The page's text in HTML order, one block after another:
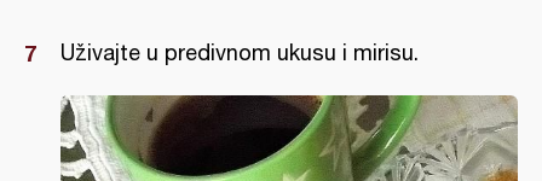
Uživajte u predivnom ukusu i mirisu.